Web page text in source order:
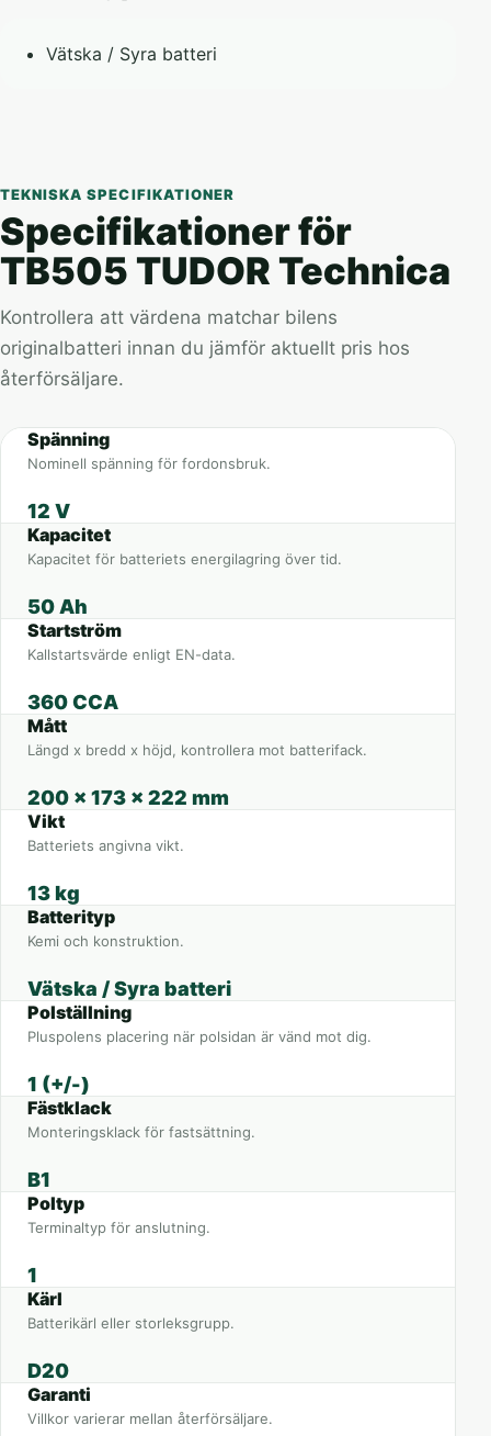
Vätska / Syra batteri
TEKNISKA SPECIFIKATIONER
Specifikationer för
TB505 TUDOR Technica
Kontrollera att värdena matchar bilens
originalbatteri innan du jämför aktuellt pris hos
återförsäljare.
Spänning
Nominell spänning för fordonsbruk.
12 V
Kapacitet
Kapacitet för batteriets energilagring över tid.
50 Ah
Startström
Kallstartsvärde enligt EN-data.
360 CCA
Mått
Längd x bredd x höjd, kontrollera mot batterifack.
200 x 173 x 222 mm
Vikt
Batteriets angivna vikt.
13 kg
Batterityp
Kemi och konstruktion.
Vätska / Syra batteri
Polställning
Pluspolens placering när polsidan är vänd mot dig.
1 (+/-)
Fästklack
Monteringsklack för fastsättning.
B1
Poltyp
Terminaltyp för anslutning.
1
Kärl
Batterikärl eller storleksgrupp.
D20
Garanti
Villkor varierar mellan återförsäljare.